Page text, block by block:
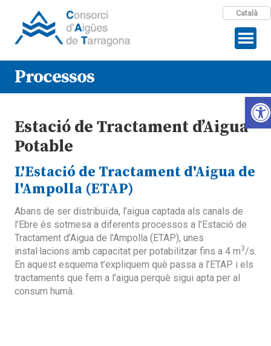
Català
Processos
Estació de Tractament d’Aigua
Potable
L'Estació de Tractament d'Aigua de
l'Ampolla (ETAP)
Abans de ser distribuïda, l’aigua captada als canals de
l’Ebre és sotmesa a diferents processos a l’Estació de
Tractament d’Aigua de l’Ampolla (ETAP), unes
instal·lacions amb capacitat per potabilitzar fins a 4 m3/s.
En aquest esquema t’expliquem què passa a l’ETAP i els
tractaments que fem a l’aigua perquè sigui apta per al
consum humà.